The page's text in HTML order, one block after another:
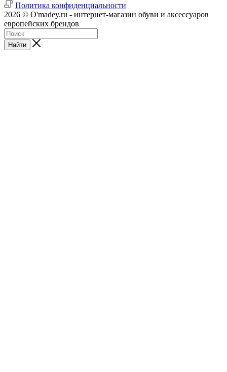
Политика конфиденциальности
2026 © O'madey.ru - интернет-магазин обуви и аксессуаров
европейских брендов
Найти